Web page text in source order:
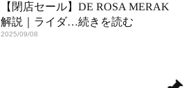
【閉店セール】DE ROSA MERAK
解説｜ライダ…続きを読む
2025/09/08